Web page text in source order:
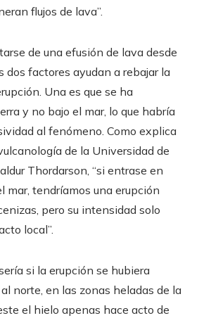
flujos de lava”.
de una efusión de lava desde
dos factores ayudan a rebajar la
Una es que se ha
y no bajo el mar, lo que habría
al fenómeno. Como explica
de la Universidad de
Thordarson, “si entrase en
mar, tendríamos una erupción
pero su intensidad solo
local”.
si la erupción se hubiera
norte, en las zonas heladas de la
el hielo apenas hace acto de